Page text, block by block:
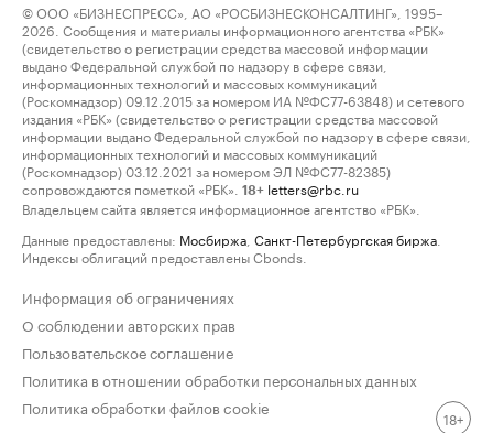
© ООО «БИЗНЕСПРЕСС», АО «РОСБИЗНЕСКОНСАЛТИНГ», 1995–
2026. Сообщения и материалы информационного агентства «РБК»
(свидетельство о регистрации средства массовой информации
выдано Федеральной службой по надзору в сфере связи,
информационных технологий и массовых коммуникаций
(Роскомнадзор) 09.12.2015 за номером ИА №ФС77-63848) и сетевого
издания «РБК» (свидетельство о регистрации средства массовой
информации выдано Федеральной службой по надзору в сфере связи,
информационных технологий и массовых коммуникаций
(Роскомнадзор) 03.12.2021 за номером ЭЛ №ФС77-82385)
сопровождаются пометкой «РБК».
18+ letters@rbc.ru
Владельцем сайта является информационное агентство «РБК».
Данные предоставлены: Мосбиржа Санкт-Петербургская биржа
Индексы облигаций предоставлены Cbonds.
Информация об ограничениях
О соблюдении авторских прав
Пользовательское соглашение
Политика в отношении обработки персональных данных
Политика обработки файлов cookie
18+